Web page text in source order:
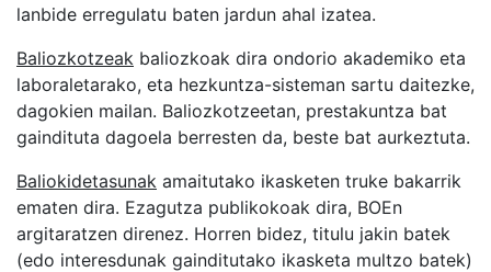
lanbide erregulatu baten jardun ahal izatea.
Baliozkotzeak baliozkoak dira ondorio akademiko eta
laboraletarako, eta hezkuntza-sisteman sartu daitezke,
dagokien mailan. Baliozkotzeetan, prestakuntza bat
gaindituta dagoela berresten da, beste bat aurkeztuta.
Baliokidetasunak amaitutako ikasketen truke bakarrik
ematen dira. Ezagutza publikokoak dira, BOEn
argitaratzen direnez. Horren bidez, titulu jakin batek
(edo interesdunak gainditutako ikasketa multzo batek)